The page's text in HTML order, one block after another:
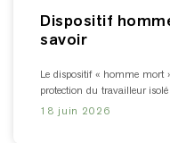
Dispositif
savoir
Le dispositif « homme mort
protection du travailleur
18 juin 2026